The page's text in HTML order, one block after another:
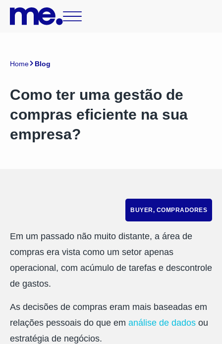
Home Blog
Como ter uma gestão de
compras eficiente na sua
empresa?
BUYER, COMPRADORES
Em um passado não muito distante, a área de
compras era vista como um setor apenas
operacional, com acúmulo de tarefas e descontrole
de gastos.
As decisões de compras eram mais baseadas em
relações pessoais do que em análise de dados ou
estratégia de negócios.